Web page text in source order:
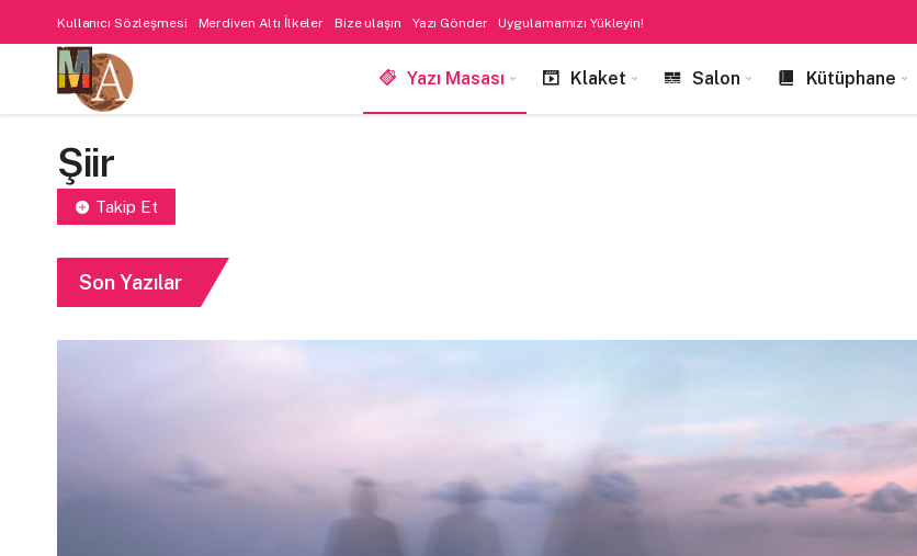
Kullanıcı Sözleşmesi Merdiven Altı İlkeler Bize ulaşın Yazı Gönder Uygulamamızı Yükleyin!
Yazı Masası Klaket Salon Kütüphane
Şiir
Takip Et
Son Yazılar